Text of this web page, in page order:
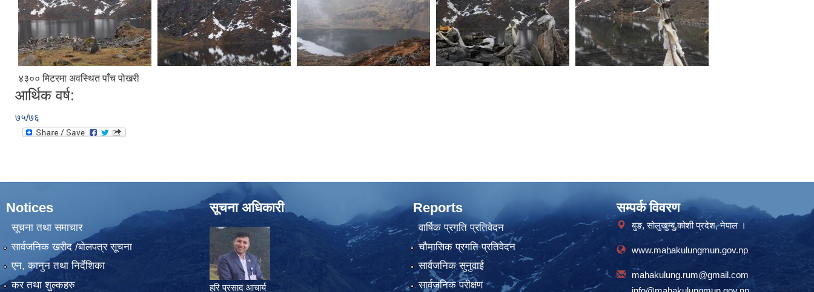
४३०० मिटरमा अवस्थित पाँच पोखरी
आर्थिक वर्ष:
७५/७६
Notices
सूचना तथा समाचार
सार्वजनिक खरीद /बोलपत्र सूचना
एन, कानुन तथा निर्देशिका
कर तथा शुल्कहरु
सूचना अधिकारी
हरि प्रसाद आचार्य
Reports
वार्षिक प्रगति प्रतिवेदन
चौमासिक प्रगति प्रतिवेदन
सार्वजनिक सुनुवाई
सार्वजनिक परीक्षण
सम्पर्क विवरण
बुङ, सोलुखुम्बु,कोशी प्रदेश, नेपाल ।
www.mahakulungmun.gov.np
mahakulung.rum@gmail.com